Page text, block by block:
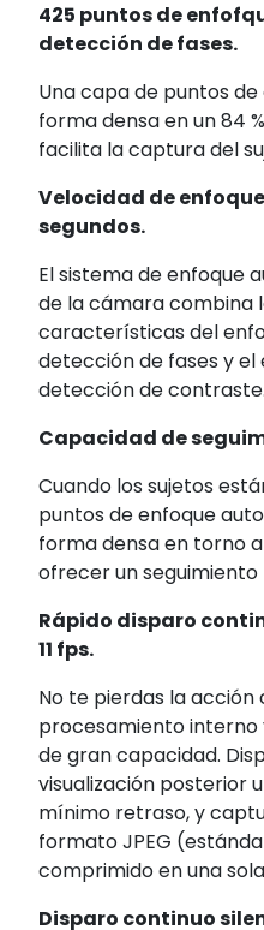
425 puntos de
detección de fases.
Una capa de puntos
forma densa en un 84
facilita la captura del
Velocidad de
segundos.
El sistema de enfoque
de la cámara combina
características del
detección de fases y
detección de contraste.
Capacidad de
Cuando los sujetos
puntos de enfoque
forma densa en torno
ofrecer un seguimiento
Rápido disparo
11 fps.
No te pierdas la acción
procesamiento
de gran capacidad.
visualización posterior
mínimo retraso, y
formato JPEG
comprimido en una
Disparo continuo